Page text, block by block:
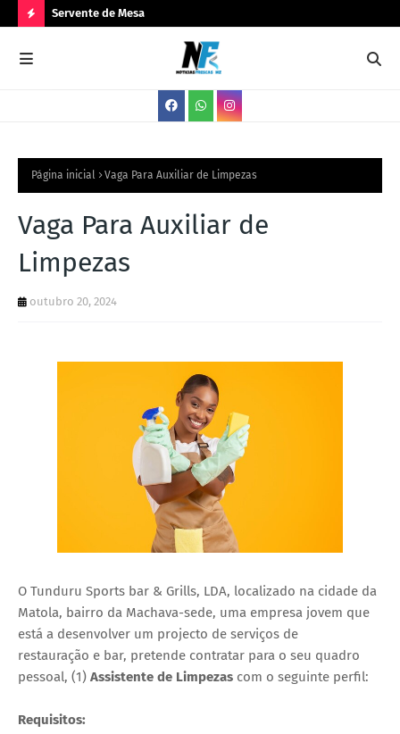
O
V
G
Servente de Mesa
Página inicial Vaga Para Auxiliar de Limpezas
Vaga Para Auxiliar de
Limpezas
outubro 20, 2024
O Tunduru Sports bar & Grills, LDA, localizado na cidade da
Matola, bairro da Machava-sede, uma empresa jovem que
está a desenvolver um projecto de serviços de
restauração e bar, pretende contratar para o seu quadro
pessoal, (1) Assistente de Limpezas com o seguinte perfil:
Requisitos: